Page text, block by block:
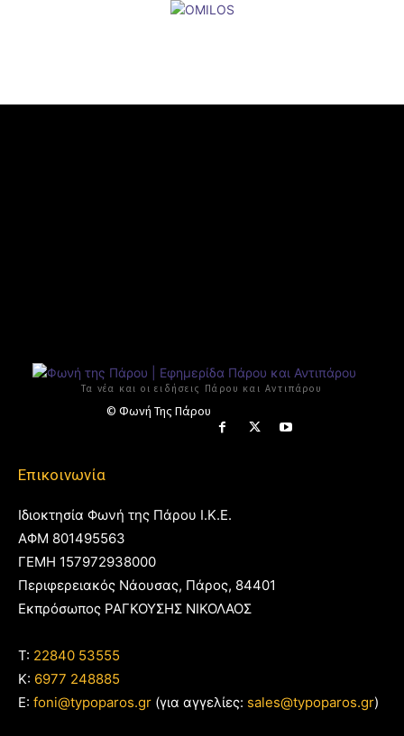
Τα νέα και οι ειδήσεις Πάρου και Αντιπάρου
© Φωνή Της Πάρου
Επικοινωνία
Ιδιοκτησία Φωνή της Πάρου Ι.Κ.Ε.
ΑΦΜ 801495563
ΓΕΜΗ 157972938000
Περιφερειακός Νάουσας, Πάρος, 84401
Εκπρόσωπος ΡΑΓΚΟΥΣΗΣ ΝΙΚΟΛΑΟΣ
T: 22840 53555
Κ: 6977 248885
E: foni@typoparos.gr (για αγγελίες: sales@typoparos.gr)